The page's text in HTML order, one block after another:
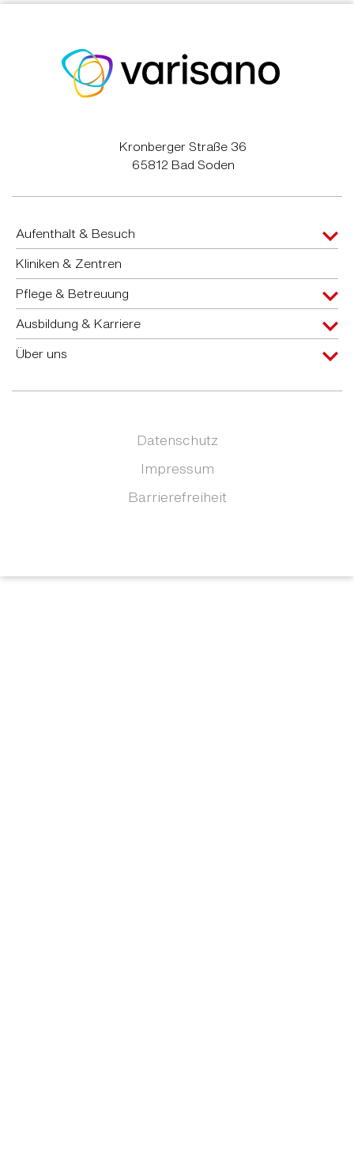
Kronberger Straße 36
65812 Bad Soden
Aufenthalt & Besuch
Kliniken & Zentren
Pflege & Betreuung
Ausbildung & Karriere
Über uns
Datenschutz
Impressum
Barrierefreiheit